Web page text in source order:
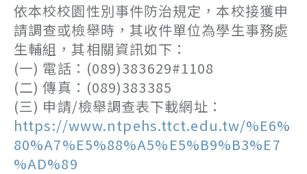
依本校校園性別事件防治規定，本校接獲申
請調查或檢舉時，其收件單位為學生事務處
生輔組，其相關資訊如下：
(一) 電話：(089)383629#1108
(二) 傳真：(089)383385
(三) 申請/檢舉調查表下載網址：
https://www.ntpehs.ttct.edu.tw/%E6%
80%A7%E5%88%A5%E5%B9%B3%E7
%AD%89